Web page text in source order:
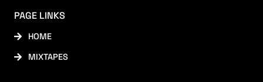
PAGE LINKS
HOME
MIXTAPES